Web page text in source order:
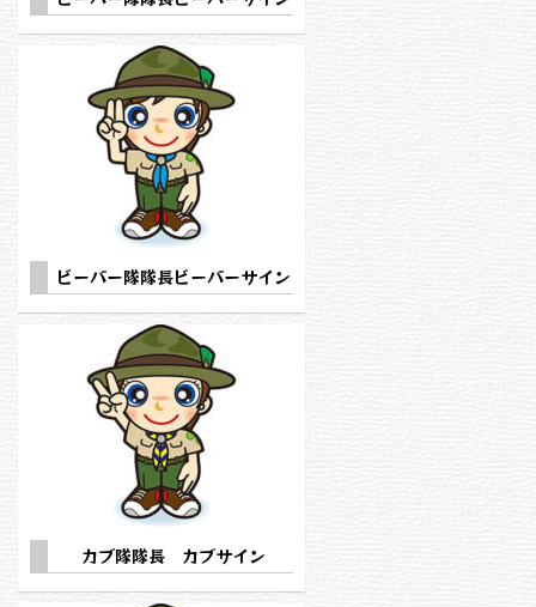
ビーバー隊隊長ビーバーサイン
カブ隊隊長 カブサイン